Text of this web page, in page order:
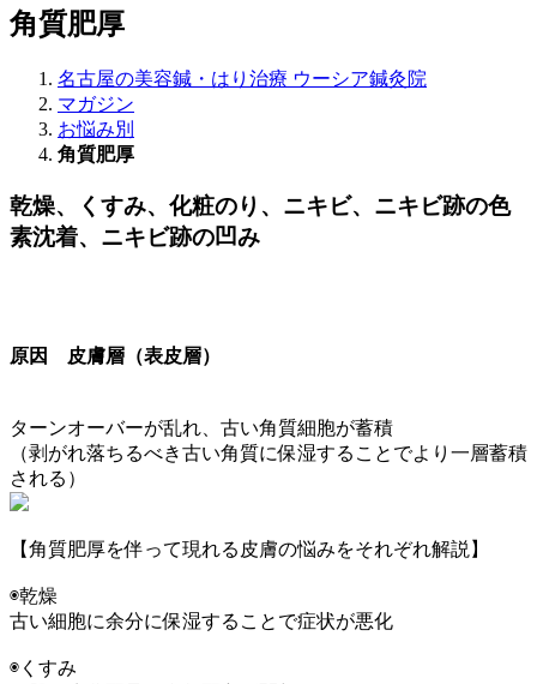
角質肥厚
名古屋の美容鍼・はり治療 ウーシア鍼灸院
マガジン
お悩み別
角質肥厚
乾燥、くすみ、化粧のり、ニキビ、ニキビ跡の色
素沈着、ニキビ跡の凹み
原因 皮膚層（表皮層）
ターンオーバーが乱れ、古い角質細胞が蓄積
（剥がれ落ちるべき古い角質に保湿することでより一層蓄積
される）
【角質肥厚を伴って現れる皮膚の悩みをそれぞれ解説】
◉乾燥
古い細胞に余分に保湿することで症状が悪化
◉くすみ